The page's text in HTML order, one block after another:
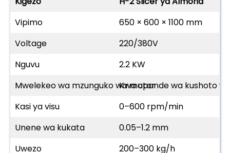
Vipimo
650 × 600 × 1100 mm
Voltage
220/380V
Nguvu
2.2 KW
Mwelekeo wa mzunguko wa motorKwa upande wa kushoto
Kasi ya visu
0–600 rpm/min
Unene wa kukata
0.05–1.2 mm
Uwezo
200–300 kg/h